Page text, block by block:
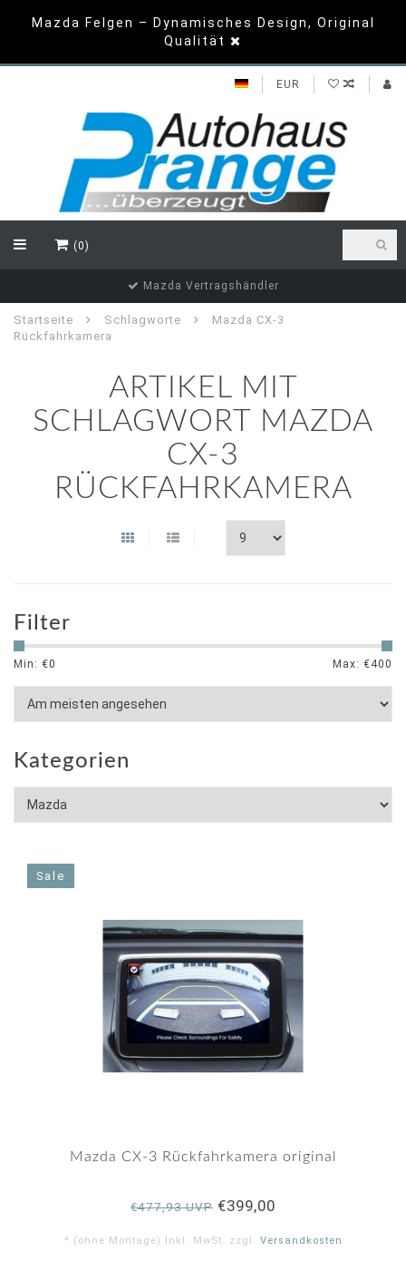
Mazda Felgen – Dynamisches Design, Original
Qualität
EUR
(0)
Mazda Vertragshändler
Startseite Schlagworte
Mazda CX-3
Rückfahrkamera
ARTIKEL MIT
SCHLAGWORT MAZDA
CX-3
RÜCKFAHRKAMERA
Filter
Min: €0 Max: €400
Kategorien
Sale
Mazda CX-3 Rückfahrkamera original
€477,93 UVP €399,00
* (ohne Montage) Inkl. MwSt. zzgl. Versandkosten